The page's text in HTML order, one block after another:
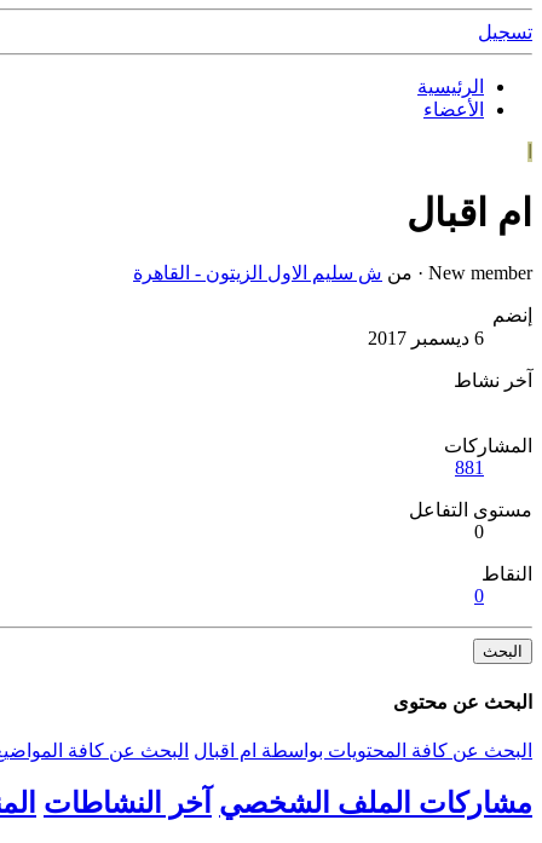
تسجيل
الرئيسية
الأعضاء
ام اقبال
New member
· من ش سليم الاول الزيتون - القاهرة
إنضم
6 ديسمبر 2017
آخر نشاط
المشاركات
881
مستوى التفاعل
0
النقاط
0
البحث
البحث عن محتوى
البحث عن كافة المحتويات بواسطة ام اقبال البحث عن كافة
مشاركات الملف الشخصي آخر النشاطات